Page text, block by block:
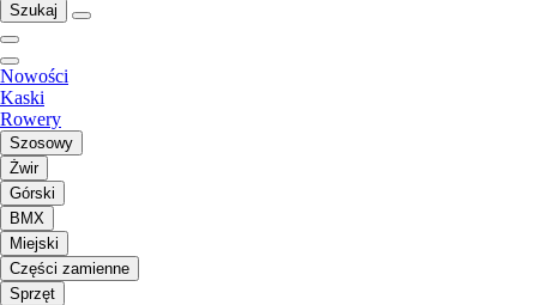
Szukaj
Nowości
Kaski
Rowery
Szosowy
Żwir
Górski
BMX
Miejski
Części zamienne
Sprzęt